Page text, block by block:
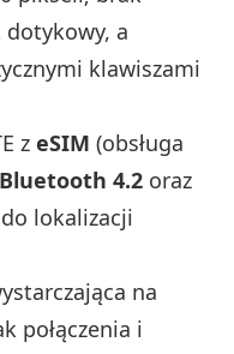
a
klawiszami
zeSIM (obsługa
Bluetooth 4.2 oraz
lokalizacji
na
połączenia i